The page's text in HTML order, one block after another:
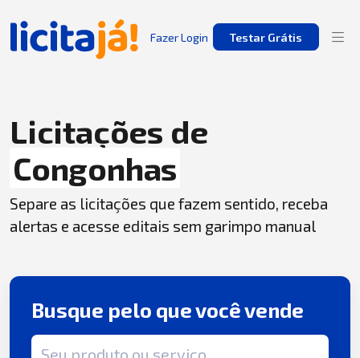
Fazer Login Testar Grátis
Licitações de
Congonhas
Separe as licitações que fazem sentido, receba
alertas e acesse editais sem garimpo manual
Busque pelo que você vende
Termo de busca